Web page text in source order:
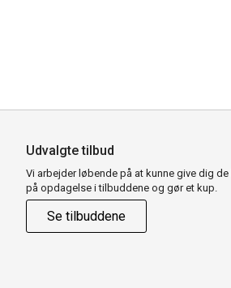
Udvalgte tilbud
Vi arbejder løbende på at kunne give dig
på opdagelse i tilbuddene og gør et kup.
Se tilbuddene